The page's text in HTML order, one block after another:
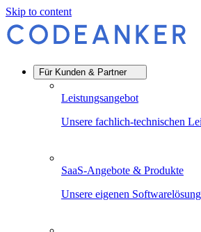
Skip to content
Für Kunden & Partner
Leistungsangebot
Unsere fachlich-technischen
SaaS-Angebote & Produkte
Unsere eigenen